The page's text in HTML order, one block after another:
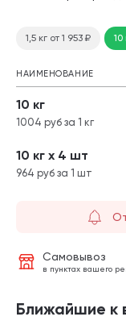
1,5 кг от 1 953 ₽ 10
НАИМЕНОВАНИЕ
10 кг
1004 руб за 1 кг
10 кг х 4 шт
964 руб за 1 шт
Самовывоз
в пунктах вашего
Ближайшие к